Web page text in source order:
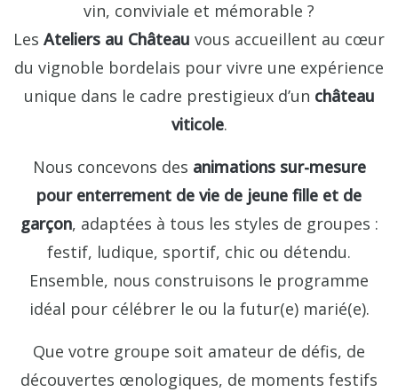
vin, conviviale et mémorable ?
Les Ateliers au Château vous accueillent au cœur
du vignoble bordelais pour vivre une expérience
unique dans le cadre prestigieux d’un château
viticole.
Nous concevons des animations sur-mesure
pour enterrement de vie de jeune fille et de
garçon, adaptées à tous les styles de groupes :
festif, ludique, sportif, chic ou détendu.
Ensemble, nous construisons le programme
idéal pour célébrer le ou la futur(e) marié(e).
Que votre groupe soit amateur de défis, de
découvertes œnologiques, de moments festifs